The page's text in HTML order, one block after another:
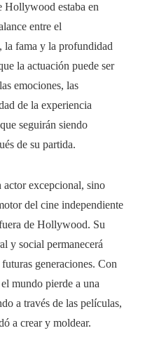
Hollywood estaba en
entre el
la fama y la profundidad
la actuación puede ser
emociones, las
de la experiencia
seguirán siendo
de su partida.
excepcional, sino
del cine independiente
de Hollywood. Su
y social permanecerá
generaciones. Con
mundo pierde a una
a través de las películas,
a crear y moldear.